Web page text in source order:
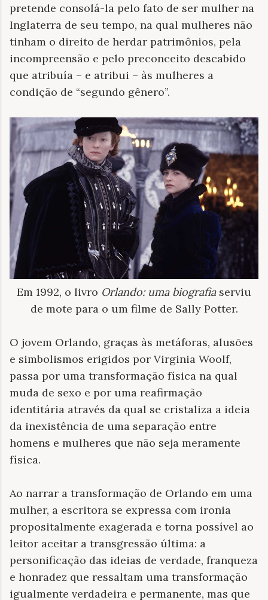
pretende consolá-la pelo fato de ser mulher na
Inglaterra de seu tempo, na qual mulheres não
tinham o direito de herdar patrimônios, pela
incompreensão e pelo preconceito descabido
que atribuía – e atribui – às mulheres a
condição de “segundo gênero”.
Em 1992, o livro Orlando: uma biografia serviu
de mote para o um filme de Sally Potter.
O jovem Orlando, graças às metáforas, alusões
e simbolismos erigidos por Virginia Woolf,
passa por uma transformação física na qual
muda de sexo e por uma reafirmação
identitária através da qual se cristaliza a ideia
da inexistência de uma separação entre
homens e mulheres que não seja meramente
física.
Ao narrar a transformação de Orlando em uma
mulher, a escritora se expressa com ironia
propositalmente exagerada e torna possível ao
leitor aceitar a transgressão última: a
personificação das ideias de verdade, franqueza
e honradez que ressaltam uma transformação
igualmente verdadeira e permanente, mas que